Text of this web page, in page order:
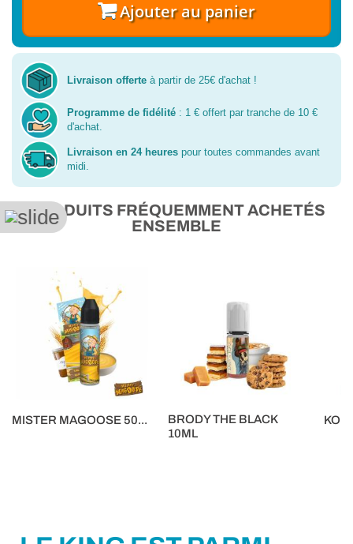
Ajouter au panier
Livraison offerte à partir de 25€ d'achat !
Programme de fidélité : 1 € offert par tranche de 10 €
d'achat.
Livraison en 24 heures pour toutes commandes avant
midi.
PRODUITS FRÉQUEMMENT ACHETÉS
ENSEMBLE
MISTER MAGOOSE 50...
BRODY THE BLACK
10ML